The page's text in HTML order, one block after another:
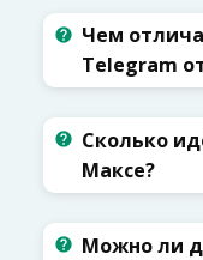
Чем
Telegram
Сколько
Максе?
Можно ли